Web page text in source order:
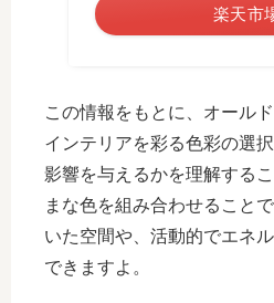
楽天市
この情報をもとに、オール
インテリアを彩る色彩の選
影響を与えるかを理解する
まな色を組み合わせること
いた空間や、活動的でエネ
できますよ。